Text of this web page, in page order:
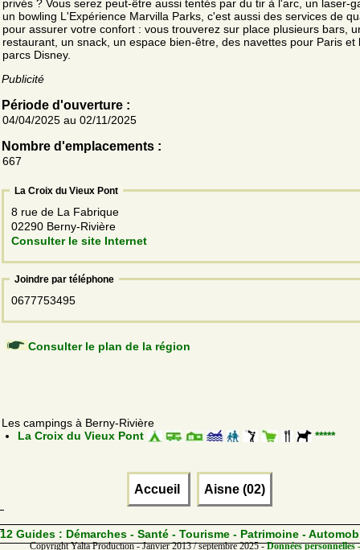
privés ? Vous serez peut-être aussi tentés par du tir à l'arc, un laser-
un bowling L'Expérience Marvilla Parks, c'est aussi des services de
pour assurer votre confort : vous trouverez sur place plusieurs bars,
restaurant, un snack, un espace bien-être, des navettes pour Paris et
parcs Disney.
Publicité
Période d'ouverture :
04/04/2025 au 02/11/2025
Nombre d'emplacements :
667
La Croix du Vieux Pont
8 rue de La Fabrique
02290 Berny-Rivière
Consulter le site Internet
Joindre par téléphone
0677753495
Consulter le plan de la région
Les campings à Berny-Rivière
La Croix du Vieux Pont
*****
Accueil Aisne (02)
12 Guides : Démarches - Santé - Tourisme - Patrimoine -
Copyright Yalta Production - Janvier 2013 / septembre 2025 -Données personnelles